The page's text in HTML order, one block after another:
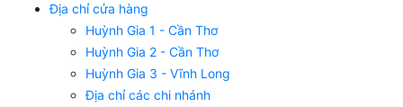
Địa chỉ cửa hàng
Huỳnh Gia 1 - Cần Thơ
Huỳnh Gia 2 - Cần Thơ
Huỳnh Gia 3 - Vĩnh Long
Địa chỉ các chi nhánh